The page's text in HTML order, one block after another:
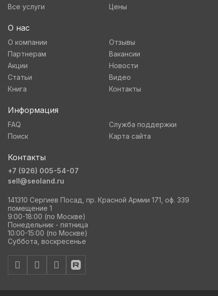
Все услуги
Цены
О нас
О компании
Отзывы
Партнерам
Вакансии
Акции
Новости
Статьи
Видео
Книга
Контакты
Информация
FAQ
Служба поддержки
Поиск
Карта сайта
Контакты
+7 (926) 005-54-07
sell@seoland.ru
141310 Сергиев Посад, пр. Красной Армии 171, оф. 339
помещение 1
9:00-18:00 (по Москве)
Понедельник - пятница
10:00-15:00 (по Москве)
Суббота, воскресенье